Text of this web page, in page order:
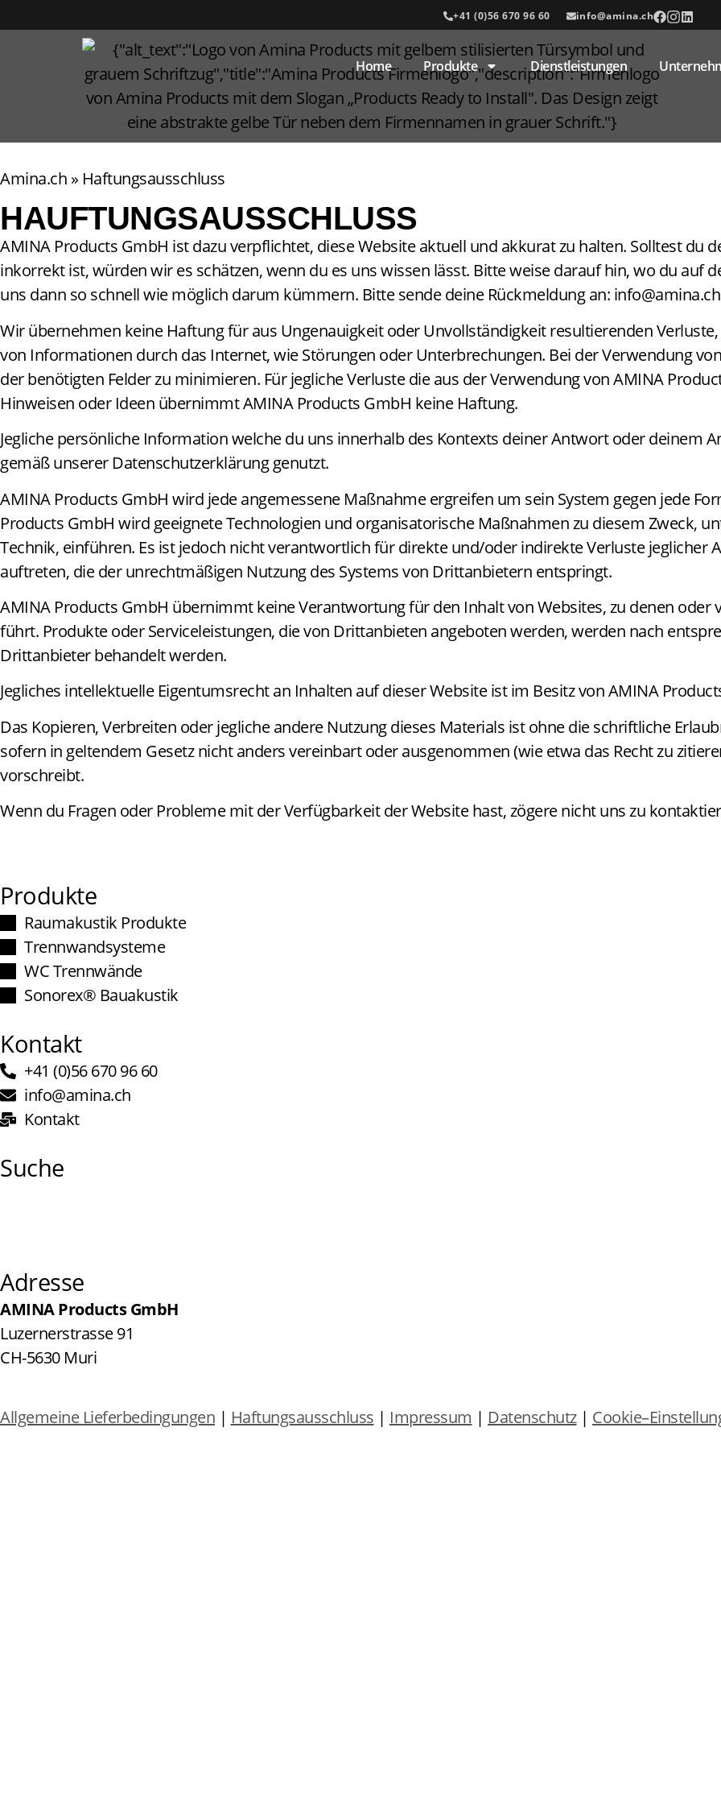
+41 (0)56 670 96 60 info@amina.ch
Home Produkte Dienstleistungen
Amina.ch » Haftungsausschluss
HAUFTUNGSAUSSCHLUSS
AMINA Products GmbH ist dazu verpflichtet, diese Website aktuell und akkurat zu halten. Solltest du
inkorrekt ist, würden wir es schätzen, wenn du es uns wissen lässt. Bitte weise darauf hin, wo du auf
uns dann so schnell wie möglich darum kümmern. Bitte sende deine Rückmeldung an: info@amina.ch
Wir übernehmen keine Haftung für aus Ungenauigkeit oder Unvollständigkeit resultierenden
von Informationen durch das Internet, wie Störungen oder Unterbrechungen. Bei der Verwendung
der benötigten Felder zu minimieren. Für jegliche Verluste die aus der Verwendung von AMINA
Hinweisen oder Ideen übernimmt AMINA Products GmbH keine Haftung.
Jegliche persönliche Information welche du uns innerhalb des Kontexts deiner Antwort oder deinem
gemäß unserer Datenschutzerklärung genutzt.
AMINA Products GmbH wird jede angemessene Maßnahme ergreifen um sein System gegen jede
Products GmbH wird geeignete Technologien und organisatorische Maßnahmen zu diesem Zweck,
Technik, einführen. Es ist jedoch nicht verantwortlich für direkte und/oder indirekte Verluste jeglicher
auftreten, die der unrechtmäßigen Nutzung des Systems von Drittanbietern entspringt.
AMINA Products GmbH übernimmt keine Verantwortung für den Inhalt von Websites, zu denen oder
führt. Produkte oder Serviceleistungen, die von Drittanbieten angeboten werden, werden nach
Drittanbieter behandelt werden.
Jegliches intellektuelle Eigentumsrecht an Inhalten auf dieser Website ist im Besitz von AMINA
Das Kopieren, Verbreiten oder jegliche andere Nutzung dieses Materials ist ohne die schriftliche
sofern in geltendem Gesetz nicht anders vereinbart oder ausgenommen (wie etwa das Recht zu
vorschreibt.
Wenn du Fragen oder Probleme mit der Verfügbarkeit der Website hast, zögere nicht uns zu
Produkte
Raumakustik Produkte
Trennwandsysteme
WC Trennwände
Sonorex® Bauakustik
Kontakt
+41 (0)56 670 96 60
info@amina.ch
Kontakt
Suche
Adresse
AMINA Products GmbH
Luzernerstrasse 91
CH-5630 Muri
Allgemeine Lieferbedingungen | Haftungsausschluss | Impressum | Datenschutz|